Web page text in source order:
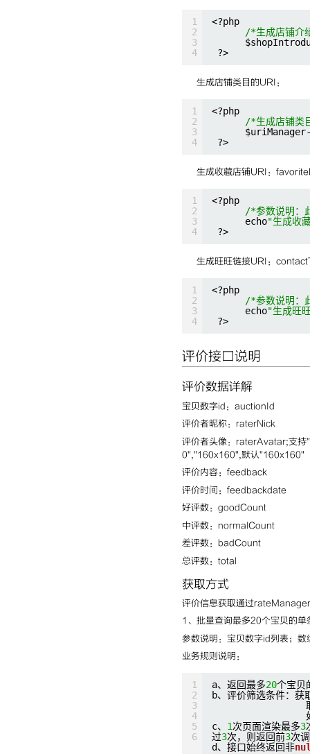
1
2
3
4
<?php
/*生成店铺介
?>
生成店铺类目的URI：
1
2
3
4
<?php
/*生成店铺类
?>
生成收藏店铺URI：
1
2
3
4
<?php
/*参数说明：
echo"生成收
?>
生成旺旺链接URI：
1
2
3
4
<?php
/*参数说明：
echo"生成旺
?>
评价接口说明
评价数据详解
宝贝数字id：auctionId
评价者昵称：raterNick
评价者头像：raterAvatar;支
0","160x160",默认"160x160"
评价内容：feedback
评价时间：feedbackdate
好评数：goodCount
中评数：normalCount
差评数：badCount
总评数：total
获取方式
评价信息获取通过
1、批量查询最多20个宝贝的
参数说明：宝贝数字id列表；数
业务规则说明：
1
2
3
4
5
6
a、返回最多20个宝贝
b、评价筛选条件：获
c、 1次页面渲染最多3
过3次，则返回前3次
d、接口始终返回非